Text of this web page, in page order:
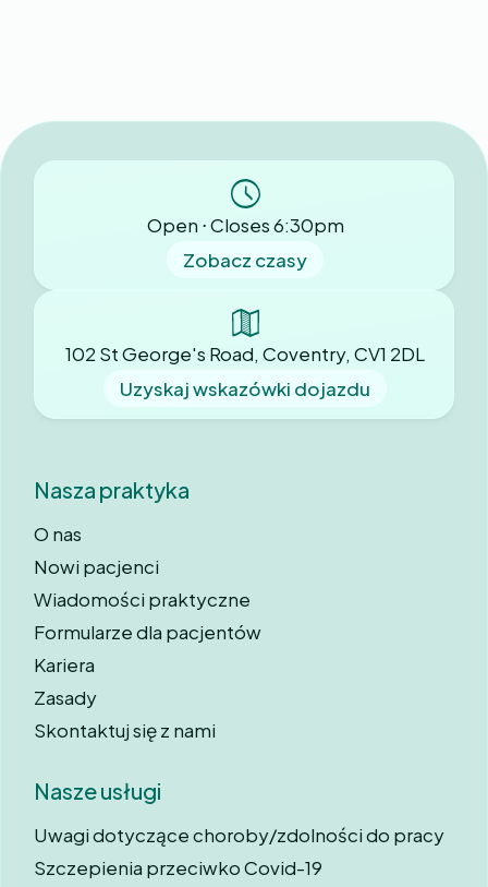
Open ⋅ Closes 6:30pm
Zobacz czasy
102 St George's Road, Coventry, CV1 2DL
Uzyskaj wskazówki dojazdu
Nasza praktyka
O nas
Nowi pacjenci
Wiadomości praktyczne
Formularze dla pacjentów
Kariera
Zasady
Skontaktuj się z nami
Nasze usługi
Uwagi dotyczące choroby/zdolności do pracy
Szczepienia przeciwko Covid-19